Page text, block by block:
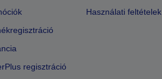
regisztráció
Használati feltételek